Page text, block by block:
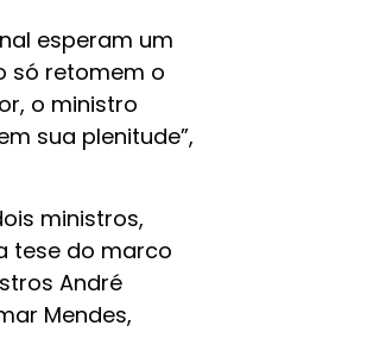
esperam um
só retomem o
o ministro
sua plenitude”,
ministros,
tese do marco
André
Mendes,